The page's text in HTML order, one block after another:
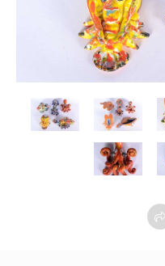
Home
Vender
Sobre
Como
funciona
Contato